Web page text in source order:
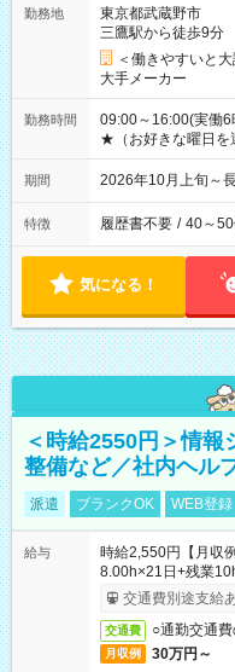
勤務地
東京都武蔵野市
三鷹駅から徒歩9分
＜働きやすいと
大手メーカー
勤務時間
09:00～16:00(実働
★（お好きな曜日を
期間 2026年10月上旬～
特徴 履歴書不要 / 40～
気になる！
＜時給2550円＞情
整備など／社内ヘル
派遣 ブランクOK WEB登
給与
時給2,550円【月収
8.00h×21日+残業
交通費別途支給
交通費 ○通勤交通費
月収例 30万円～